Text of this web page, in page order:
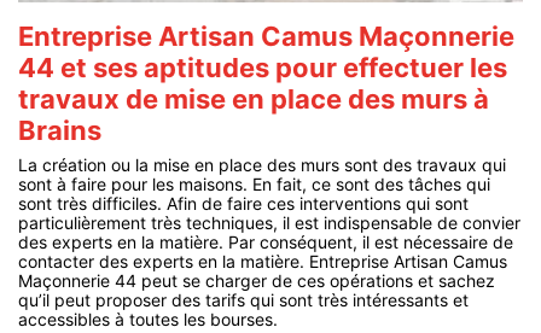
Entreprise Artisan Camus Maçonnerie
44 et ses aptitudes pour effectuer les
travaux de mise en place des murs à
Brains
La création ou la mise en place des murs sont des travaux qui
sont à faire pour les maisons. En fait, ce sont des tâches qui
sont très difficiles. Afin de faire ces interventions qui sont
particulièrement très techniques, il est indispensable de convier
des experts en la matière. Par conséquent, il est nécessaire de
contacter des experts en la matière. Entreprise Artisan Camus
Maçonnerie 44 peut se charger de ces opérations et sachez
qu’il peut proposer des tarifs qui sont très intéressants et
accessibles à toutes les bourses.